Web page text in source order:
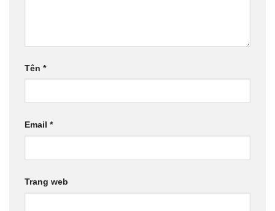
Tên *
Email *
Trang web